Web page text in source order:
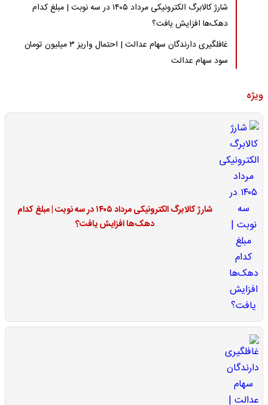
شارژ کالابرگ الکترونیکی مرداد ۱۴۰۵ در سه نوبت | مبلغ کدام
دهک‌ها افزایش یافت؟
غافلگیری دارندگان سهام عدالت | احتمال واریز ۳ میلیون تومان
سود سهام عدالت
ویژه
شارژ کالابرگ الکترونیکی مرداد ۱۴۰۵ در سه نوبت | مبلغ کدام
دهک‌ها افزایش یافت؟